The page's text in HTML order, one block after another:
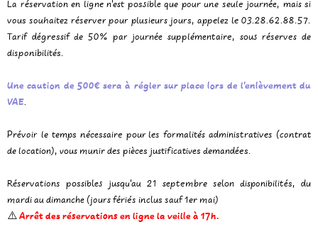
La réservation en ligne n'est possible que pour une seule journée, mais si
vous souhaitez réserver pour plusieurs jours, appelez le 03.28.62.88.57.
Tarif dégressif de 50% par journée supplémentaire, sous réserves de
disponibilités.
Une caution de 500€ sera à régler sur place lors de l'enlèvement du
VAE.
Prévoir le temps nécessaire pour les formalités administratives (contrat
de location), vous munir des pièces justificatives demandées.
Réservations possibles jusqu'au 21 septembre selon disponibilités, du
mardi au dimanche (jours fériés inclus sauf 1er mai)
⚠️ Arrêt des réservations en ligne la veille à 17h.